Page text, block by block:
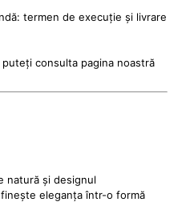
termen de execuție și livrare
consulta pagina noastră
natură și designul
eleganța într-o formă